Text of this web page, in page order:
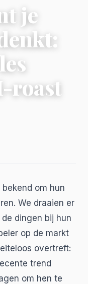
je
roast
om hun
We draaien er
dingen bij hun
op de markt
overtreft:
trend
om hen te